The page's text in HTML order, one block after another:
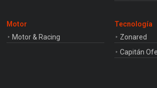
Motor
Motor & Racing
Tecnología
Zonared
Capitán